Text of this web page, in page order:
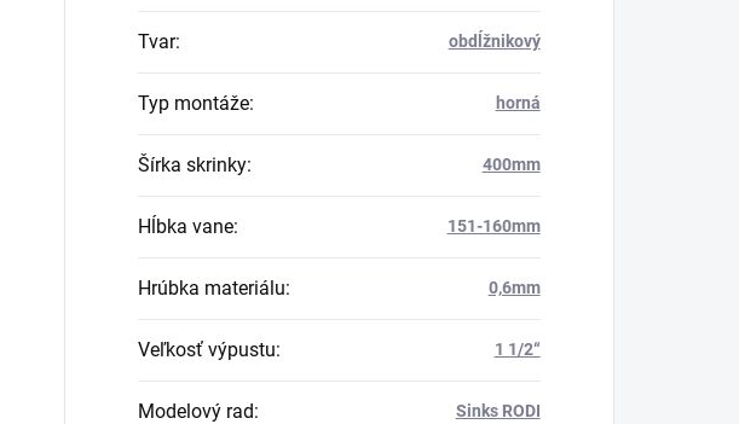
Tvar: obdĺžnikový
Typ montáže: horná
Šírka skrinky: 400mm
Hĺbka vane: 151-160mm
Hrúbka materiálu: 0,6mm
Veľkosť výpustu: 1 1/2“
Modelový rad: Sinks RODI